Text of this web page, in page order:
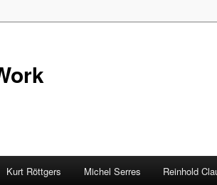
Kurt Röttgers Michel Serres Reinhold